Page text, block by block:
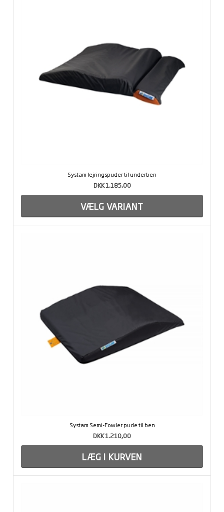
Systam lejringspuder til underben
DKK 1.185,00
Systam Semi-Fowler pude til ben
DKK 1.210,00